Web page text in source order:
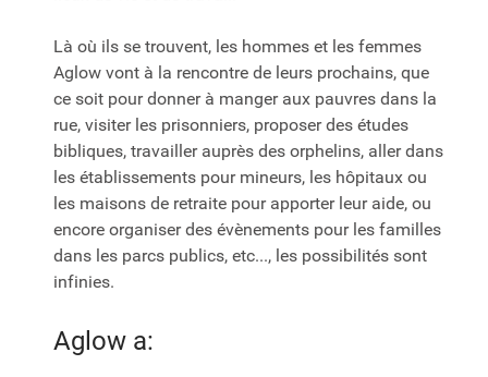
Là où ils se trouvent, les hommes et les femmes
Aglow vont à la rencontre de leurs prochains, que
ce soit pour donner à manger aux pauvres dans la
rue, visiter les prisonniers, proposer des études
bibliques, travailler auprès des orphelins, aller dans
les établissements pour mineurs, les hôpitaux ou
les maisons de retraite pour apporter leur aide, ou
encore organiser des évènements pour les familles
dans les parcs publics, etc..., les possibilités sont
infinies.
Aglow a: